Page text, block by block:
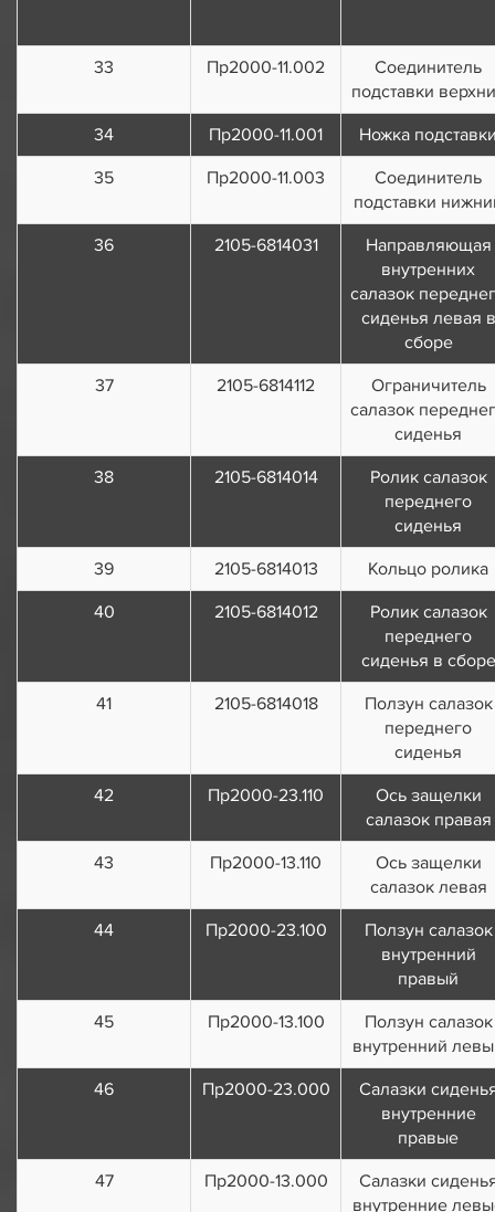
33 Пр2000-11.002
Соединитель
подставки
34
Пр2000-11.001
Ножка
35
Пр2000-11.003
Соединитель
подставки
36
2105-6814031
Направляющая
внутренних
салазок
сиденья левая в
сборе
37
2105-6814112
Ограничитель
салазок
сиденья
38
2105-6814014
Ролик салазок
переднего
сиденья
39
2105-6814013
Кольцо ролика
40
2105-6814012
Ролик салазок
переднего
сиденья в сборе
41
2105-6814018
Ползун салазок
переднего
сиденья
42
Пр2000-23.110
Ось защелки
салазок правая
43
Пр2000-13.110
Ось защелки
салазок левая
44
Пр2000-23.100
Ползун салазок
внутренний
правый
45
Пр2000-13.100
Ползун салазок
внутренний
46
Пр2000-23.000
Салазки
внутренние
правые
47
Пр2000-13.000
Салазки
внутренние